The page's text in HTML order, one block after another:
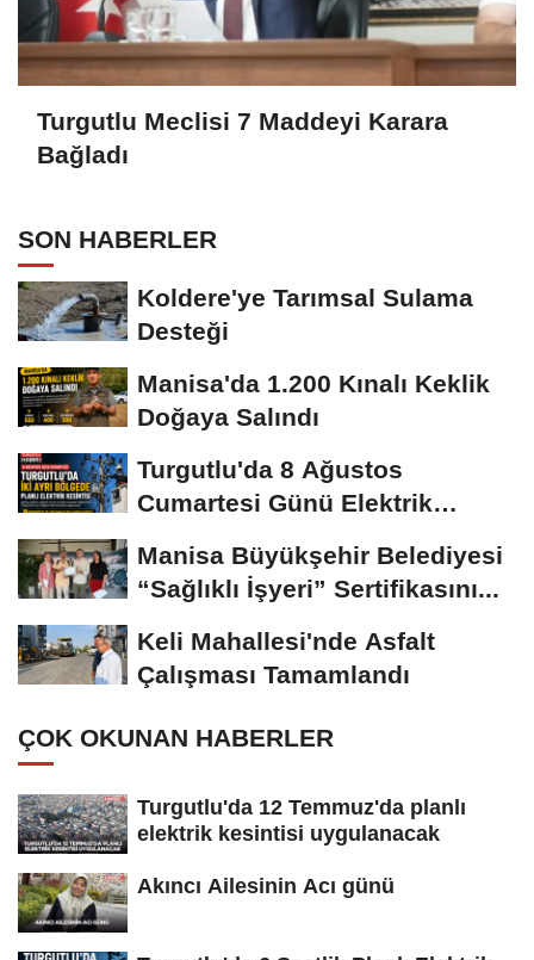
Turgutlu Meclisi 7 Maddeyi Karara
Bağladı
SON HABERLER
Koldere'ye Tarımsal Sulama
Desteği
Manisa'da 1.200 Kınalı Keklik
Doğaya Salındı
Turgutlu'da 8 Ağustos
Cumartesi Günü Elektrik
Manisa Büyükşehir Belediyesi
“Sağlıklı İşyeri” Sertifikasını...
Keli Mahallesi'nde Asfalt
Çalışması Tamamlandı
ÇOK OKUNAN HABERLER
Turgutlu'da 12 Temmuz'da planlı
elektrik kesintisi uygulanacak
Akıncı Ailesinin Acı günü